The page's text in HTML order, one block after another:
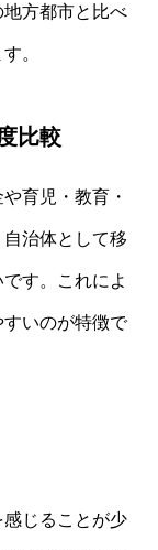
方都市と比べ
。
比較
育児・教育・
治体として移
す。これによ
いのが特徴で
じることが少